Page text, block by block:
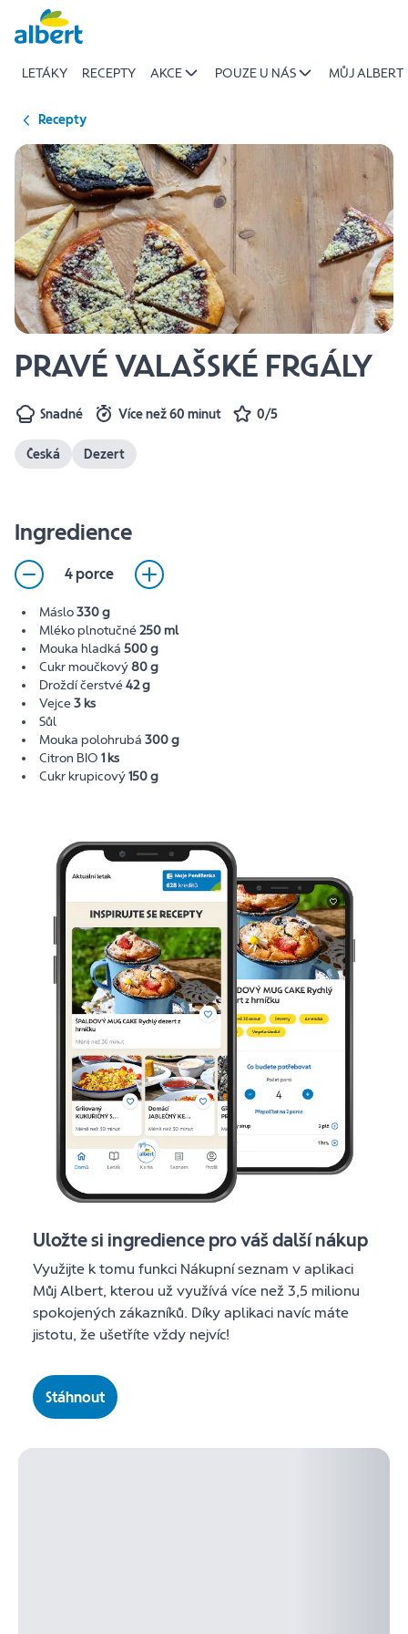
Přeskočit
LETÁKY RECEPTY AKCE POUZE U NÁS MŮJ ALBERT
Recepty
PRAVÉ VALAŠSKÉ FRGÁLY
Snadné Více než 60 minut 0/5
Česká Dezert
Ingredience
4 porce
Máslo330 g
Mléko plnotučné250 ml
Mouka hladká 500 g
Cukr moučkový80 g
Droždí čerstvé42 g
Vejce3 ks
Sůl
Mouka polohrubá 300 g
Citron BIO 1 ks
Cukr krupicový150 g
Uložte si ingredience pro váš další nákup
Využijte k tomu funkci Nákupní seznam v aplikaci
Můj Albert, kterou už využívá více než 3,5 milionu
spokojených zákazníků. Díky aplikaci navíc máte
jistotu, že ušetříte vždy nejvíc!
Stáhnout